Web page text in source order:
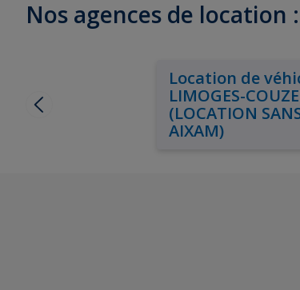
Nos agences de location
Location de
LIMOGES-
(LOCATION
AIXAM)